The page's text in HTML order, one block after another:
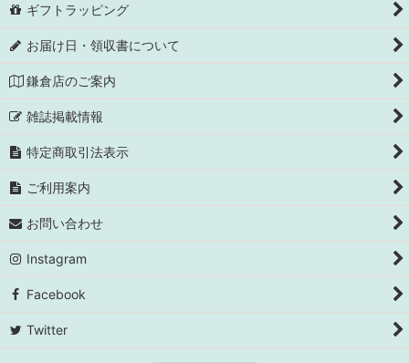
ギフトラッピング
お届け日・領収書について
鎌倉店のご案内
雑誌掲載情報
特定商取引法表示
ご利用案内
お問い合わせ
Instagram
Facebook
Twitter